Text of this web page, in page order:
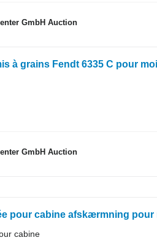
GmbH Auction
à grains Fendt 6335 C pour
GmbH Auction
pour cabine afskærmning pour
cabine